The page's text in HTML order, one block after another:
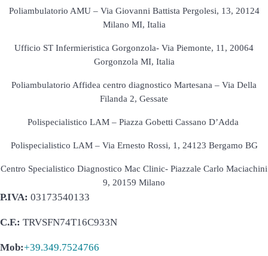
Poliambulatorio AMU – Via Giovanni Battista Pergolesi, 13, 20124
Milano MI, Italia
Ufficio ST Infermieristica Gorgonzola- Via Piemonte, 11, 20064
Gorgonzola MI, Italia
Poliambulatorio Affidea centro diagnostico Martesana – Via Della
Filanda 2, Gessate
Polispecialistico LAM – Piazza Gobetti Cassano D’Adda
Polispecialistico LAM – Via Ernesto Rossi, 1, 24123 Bergamo BG
Centro Specialistico Diagnostico Mac Clinic- Piazzale Carlo Maciachini
9, 20159 Milano
P.IVA: 03173540133
C.F.: TRVSFN74T16C933N
Mob:+39.349.7524766